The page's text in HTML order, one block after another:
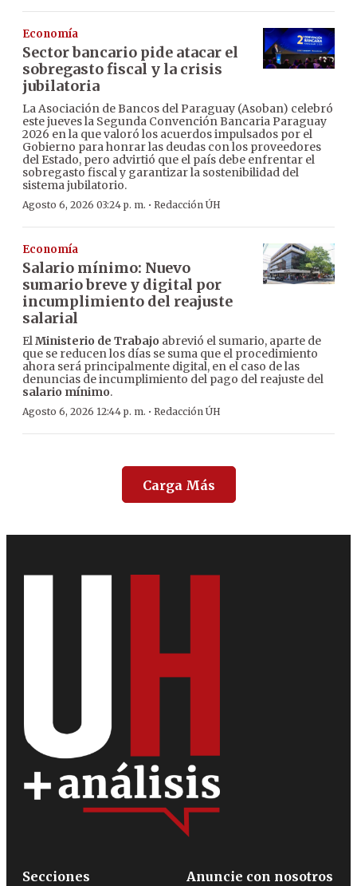
Economía
Sector bancario pide atacar el
sobregasto fiscal y la crisis
jubilatoria
La Asociación de Bancos del Paraguay (Asoban) celebró
este jueves la Segunda Convención Bancaria Paraguay
2026 en la que valoró los acuerdos impulsados por el
Gobierno para honrar las deudas con los proveedores
del Estado, pero advirtió que el país debe enfrentar el
sobregasto fiscal y garantizar la sostenibilidad del
sistema jubilatorio.
Agosto 6, 2026 03:24 p. m. · Redacción ÚH
Economía
Salario mínimo: Nuevo
sumario breve y digital por
incumplimiento del reajuste
salarial
ElMinisterio de Trabajo abrevió el sumario, aparte de
que se reducen los días se suma que el procedimiento
ahora será principalmente digital, en el caso de las
denuncias de incumplimiento del pago del reajuste del
salario mínimo.
Agosto 6, 2026 12:44 p. m. · Redacción ÚH
Carga Más
Secciones
Anuncie con nosotros